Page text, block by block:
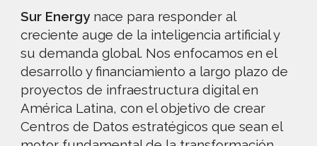
Sur Energynace para responder al
creciente auge de la inteligencia artificial y
su demanda global. Nos enfocamos en el
desarrollo y financiamiento a largo plazo de
proyectos de infraestructura digital en
América Latina, con el objetivo de crear
Centros de Datos estratégicos que sean el